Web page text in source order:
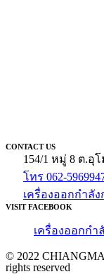
CONTACT US
154/1 หมู่ 8 ต.อุ
โทร 062-
เครื่องออกกำลั
VISIT FACEBOOK
เครื่องออกกำ
© 2022
rights reserved